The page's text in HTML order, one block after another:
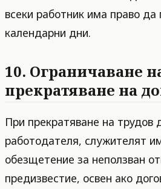
всеки работник има право да
календарни дни.
10. Ограничаване
прекратяване на
При прекратяване на трудов
работодателя, служителят
обезщетение за неползван
предизвестие, освен ако